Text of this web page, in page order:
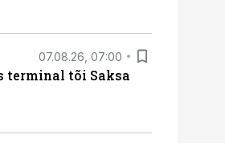
07.08.26, 07:00
terminal tõi Saksa